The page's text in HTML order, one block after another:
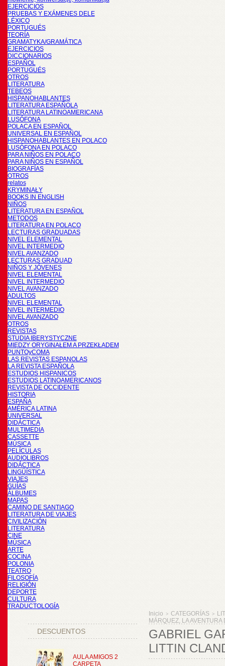
EJERCICIOS
PRUEBAS Y EXÁMENES DELE
LÉXICO
PORTUGUÉS
TEORÍA
GRAMATYKA/GRAMÁTICA
EJERCICIOS
DICCIONARIOS
ESPAÑOL
PORTUGUÉS
OTROS
LITERATURA
TEBEOS
HISPANOHABLANTES
LITERATURA ESPAÑOLA
LITERATURA LATINOAMERICANA
LUSÓFONA
POLACA EN ESPAÑOL
UNIVERSAL EN ESPAÑOL
HISPANOHABLANTES EN POLACO
LUSÓFONA EN POLACO
PARA NIÑOS EN POLACO
PARA NIÑOS EN ESPAÑOL
BIOGRAFÍAS
OTROS
relatos
KRYMINAŁY
BOOKS IN ENGLISH
NIÑOS
LITERATURA EN ESPAÑOL
METODOS
LITERATURA EN POLACO
LECTURAS GRADUADAS
NIVEL ELEMENTAL
NIVEL INTERMEDIO
NIVEL AVANZADO
LECTURAS GRADUAD
NIÑOS Y JÓVENES
NIVEL ELEMENTAL
NIVEL INTERMEDIO
NIVEL AVANZADO
ADULTOS
NIVEL ELEMENTAL
NIVEL INTERMEDIO
NIVEL AVANZADO
OTROS
REVISTAS
STUDIA IBERYSTYCZNE
MIĘDZY ORYGINAŁEM A PRZEKŁADEM
PUNTOyCOMA
LAS REVISTAS ESPANOLAS
LA REVISTA ESPAÑOLA
ESTUDIOS HISPANICOS
ESTUDIOS LATINOAMERICANOS
REVISTA DE OCCIDENTE
HISTORIA
ESPAÑA
AMÉRICA LATINA
UNIVERSAL
DIDÁCTICA
MULTIMEDIA
CASSETTE
MÚSICA
PELÍCULAS
AUDIOLIBROS
DIDÁCTICA
LINGÜÍSTICA
VIAJES
GUÍAS
ÁLBUMES
MAPAS
CAMINO DE SANTIAGO
LITERATURA DE VIAJES
CIVILIZACIÓN
LITERATURA
CINE
MÚSICA
ARTE
COCINA
POLONIA
TEATRO
FILOSOFÍA
RELIGIÓN
DEPORTE
CULTURA
TRADUCTOLOGÍA
DESCUENTOS
AULA AMIGOS 2
CARPETA
Inicio > CATEGORÍAS >
MÁRQUEZ, LA
GABRIEL
LITTIN